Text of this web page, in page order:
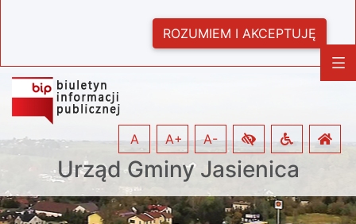
ROZUMIEM I AKCEPTUJĘ
Urząd Gminy Jasienica
A A+ A-